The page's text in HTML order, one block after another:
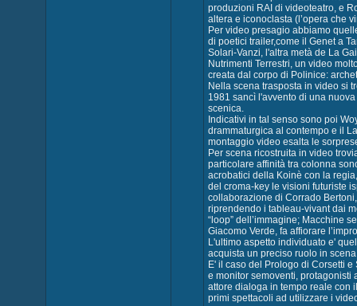
produzioni RAI di videoteatro, e
altera e iconoclasta (l’opera che
Per video presagio abbiamo
di poetici trailer,come il Genet a
Solari-Vanzi, l'altra metà de La
Nutrimenti Terrestri, un video
creata dal corpo di Polinice:
Nella scena trasposta in video si
1981 sancì l'avvento di una
scenica.
Indicativi in tal senso sono poi
drammaturgica al contempo e il
montaggio video esalta le
Per scena ricostruita in video
particolare affinità tra colonna
acrobatici della Koinè con la
del croma-key le visioni futuriste
collaborazione di Corrado
riprendendo i tableau-vivant dai
“loop” dell’immagine; Macchine
Giacomo Verde, fa affiorare
L'ultimo aspetto individuato e'
acquista un preciso ruolo in
E' il caso del Prologo di Corsetti
e monitor semoventi, protagonisti
attore dialoga in tempo reale con
primi spettacoli ad utilizzare i